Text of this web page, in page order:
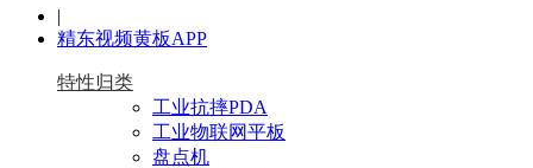
|
精东视频黄板APP
特性归类
工业抗摔PDA
工业物联网平板
盘点机